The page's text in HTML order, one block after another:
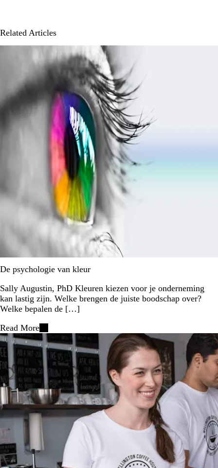
Related Articles
De psychologie van kleur
Sally Augustin, PhD Kleuren kiezen voor je onderneming
kan lastig zijn. Welke brengen de juiste boodschap over?
Welke bepalen de […]
Read More